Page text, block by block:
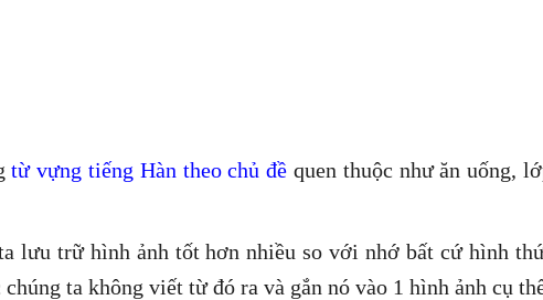
từ vựng tiếng Hàn theo chủ đề quen thuộc như ăn uống,
lưu trữ hình ảnh tốt hơn nhiều so với nhớ bất cứ hình
ta không viết từ đó ra và gắn nó vào 1 hình ảnh cụ